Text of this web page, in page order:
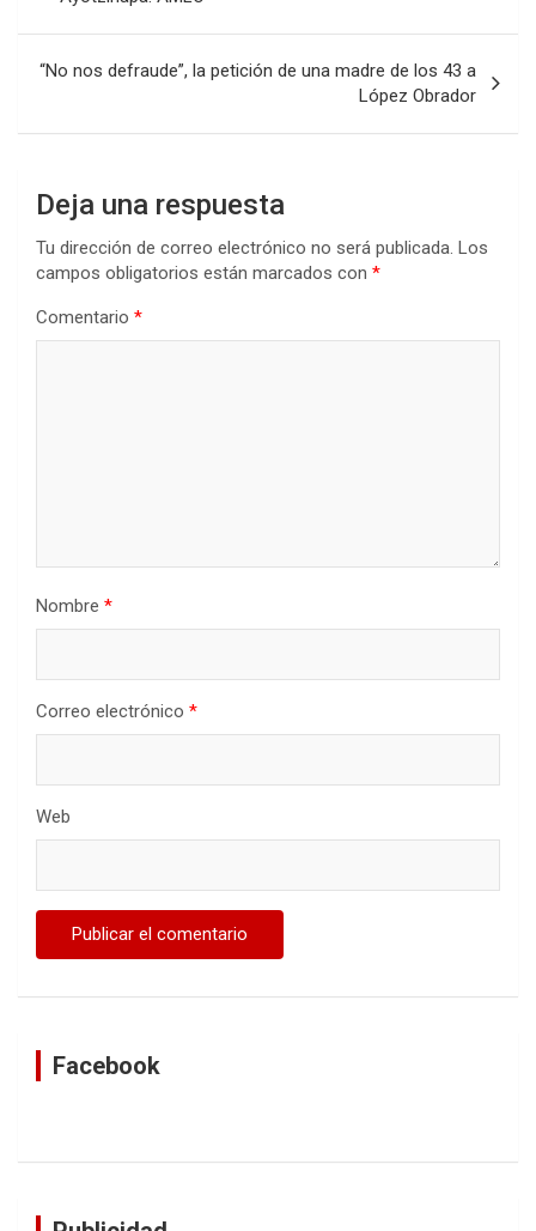
entradas
“No nos defraude”, la petición de una madre de los 43 a
López Obrador
Deja una respuesta
Tu dirección de correo electrónico no será publicada. Los
campos obligatorios están marcados con *
Comentario *
Nombre *
Correo electrónico *
Web
Facebook